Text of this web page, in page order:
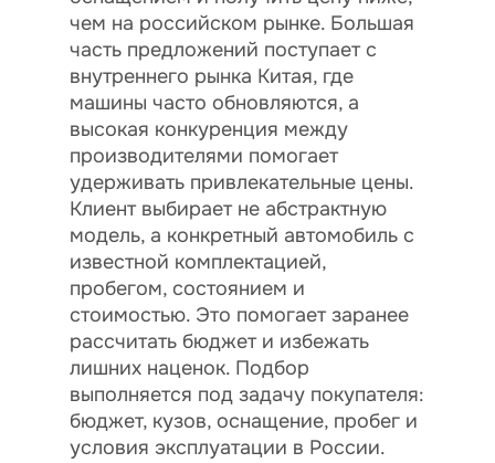
чем на российском рынке. Большая
часть предложений поступает с
внутреннего рынка Китая, где
машины часто обновляются, а
высокая конкуренция между
производителями помогает
удерживать привлекательные цены.
Клиент выбирает не абстрактную
модель, а конкретный автомобиль с
известной комплектацией,
пробегом, состоянием и
стоимостью. Это помогает заранее
рассчитать бюджет и избежать
лишних наценок. Подбор
выполняется под задачу покупателя:
бюджет, кузов, оснащение, пробег и
условия эксплуатации в России.